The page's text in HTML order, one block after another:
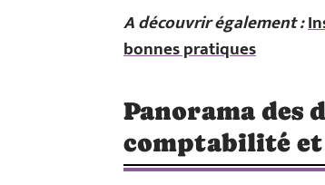
A découvrir également :
bonnes pratiques
Panorama des
comptabilité